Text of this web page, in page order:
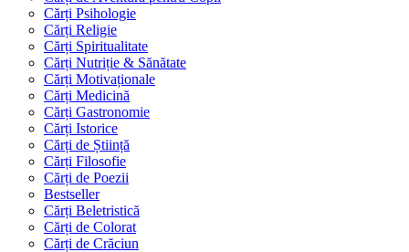
Cărți Psihologie
Cărți Religie
Cărți Spiritualitate
Cărți Nutriție & Sănătate
Cărți Motivaționale
Cărți Medicină
Cărți Gastronomie
Cărți Istorice
Cărți de Știință
Cărți Filosofie
Cărți de Poezii
Bestseller
Cărți Beletristică
Cărți de Colorat
Cărți de Crăciun